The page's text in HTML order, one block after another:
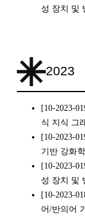
성 장치 및
2023
[10-2023-
식 지식 그
[10-2023-
기반 강화
[10-2023-
성 장치 및
[10-2023-
어/반의어